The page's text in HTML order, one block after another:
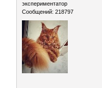
экспериментатор
Сообщений: 218797